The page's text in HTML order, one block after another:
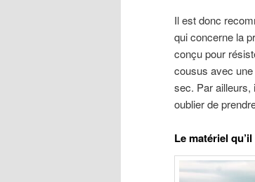
Il est donc
qui concerne la
conçu pour
cousus avec
sec. Par ailleurs,
oublier de
Le matériel